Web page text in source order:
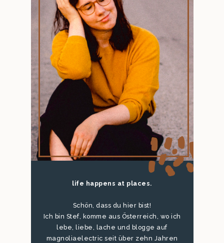
life happens at places.
Schön, dass du hier bist!
Ich bin Stef, komme aus Österreich, wo ich
lebe, liebe, lache und blogge auf
magnoliaelectric seit über zehn Jahren